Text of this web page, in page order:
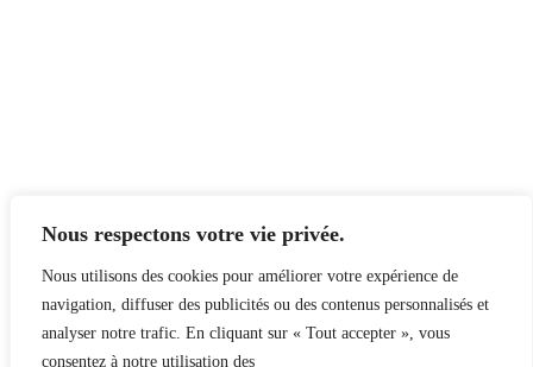
Nous respectons votre vie privée.
Nous utilisons des cookies pour améliorer votre expérience de
navigation, diffuser des publicités ou des contenus personnalisés et
analyser notre trafic. En cliquant sur « Tout accepter », vous
consentez à notre utilisation des